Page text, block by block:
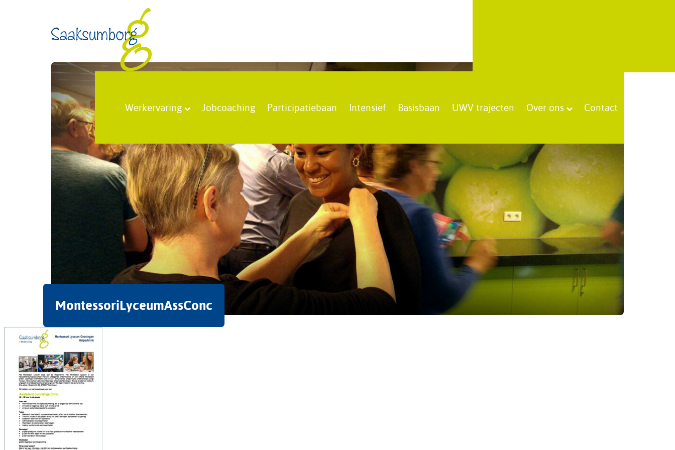
Werkervaring Jobcoaching Participatiebaan Intensief Basisbaan UWV trajecten Over ons Contact
MontessoriLyceumAssConc